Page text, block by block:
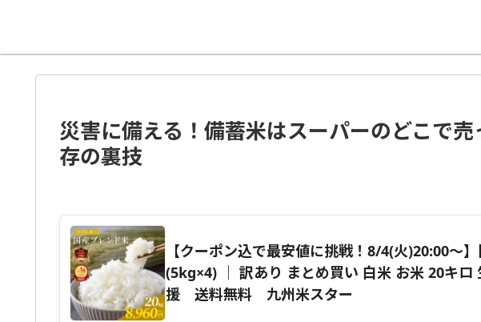
災害に備える！備蓄米はスーパーのどこで
存の裏技
【クーポン込で最安値に挑戦！8/4(火)20:00〜
(5kg×4) ｜ 訳あり まとめ買い 白米 お米 20キロ
援 送料無料 九州米スター